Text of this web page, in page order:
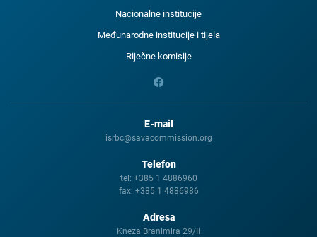
Nacionalne institucije
Međunarodne institucije i tijela
Riječne komisije
E-mail
isrbc@savacommission.org
Telefon
tel: +385 1 4886960
fax: +385 1 4886986
Adresa
Kneza Branimira 29/II